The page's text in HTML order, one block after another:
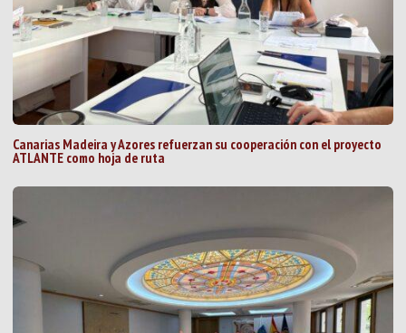
Canarias Madeira y Azores refuerzan su cooperación con el proyecto
ATLANTE como hoja de ruta